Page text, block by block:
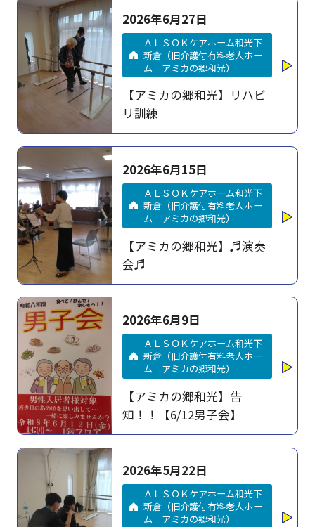
2026年6月27日
ＡＬＳＯＫケアホーム和光下
新倉（旧介護付有料老人ホー
ム アミカの郷和光）
【アミカの郷和光】リハビ
リ訓練
2026年6月15日
ＡＬＳＯＫケアホーム和光下
新倉（旧介護付有料老人ホー
ム アミカの郷和光）
【アミカの郷和光】♬演奏
会♬
2026年6月9日
ＡＬＳＯＫケアホーム和光下
新倉（旧介護付有料老人ホー
ム アミカの郷和光）
【アミカの郷和光】告
知！！【6/12男子会】
2026年5月22日
ＡＬＳＯＫケアホーム和光下
新倉（旧介護付有料老人ホー
ム アミカの郷和光）